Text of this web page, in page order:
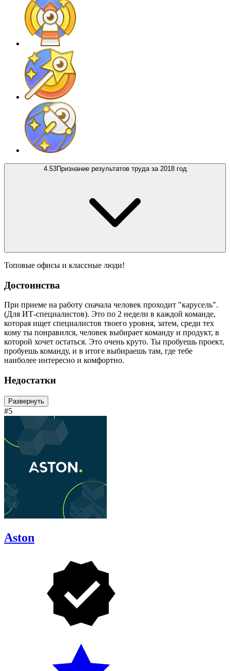
4.53Признание результатов труда за 2018 год
Топовые офисы и классные люди!
Достоинства
При приеме на работу сначала человек проходит "карусель".
(Для ИТ-специалистов). Это по 2 недели в каждой команде,
которая ищет специалистов твоего уровня, затем, среди тех
кому ты понравился, человек выбирает команду и продукт, в
которой хочет остаться. Это очень круто. Ты пробуешь проект,
пробуешь команду, и в итоге выбираешь там, где тебе
наиболее интересно и комфортно.
Недостатки
Развернуть
#5
Aston